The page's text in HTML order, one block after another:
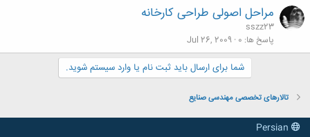
مراحل اصولی طراحی کارخانه
sszz23
پاسخ ها 0
Jul 26, 2009
شما برای ارسال باید ثبت نام یا وارد سیستم شوید.
تالارهای تخصصی مهندسی صنایع